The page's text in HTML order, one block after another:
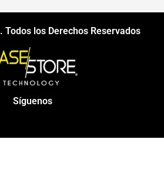
. Todos los Derechos Reservados
Síguenos